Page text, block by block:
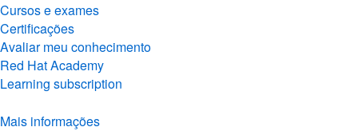
Cursos e exames
Certificações
Avaliar meu conhecimento
Red Hat Academy
Learning subscription
Mais informações